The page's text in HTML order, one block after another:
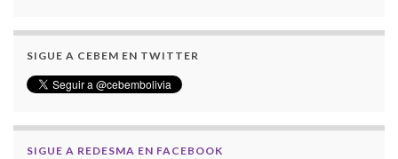
SIGUE A CEBEM EN TWITTER
SIGUE A REDESMA EN FACEBOOK